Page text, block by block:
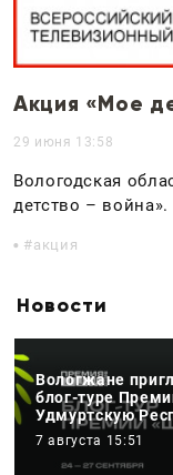
Акция «Мое
29 июня 13:58
Вологодская
детство – война».
акция
Новости
Вологжане
блог-туре
Удмуртскую
7 августа 15:51